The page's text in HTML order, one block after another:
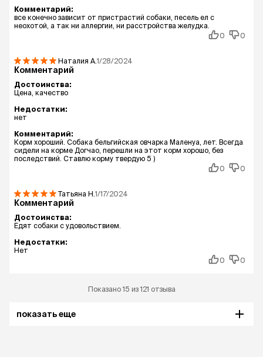
Комментарий:
все конечно зависит от пристрастий собаки, песель ел с
неохотой, а так ни аллергии, ни расстройства желудка.
0
0
Наталия А.1/28/2024
Комментарий
Достоинства:
Цена, качество
Недостатки:
нет
Комментарий:
Корм хороший. Собака бельгийская овчарка Маленуа, лет. Всегда
сидели на корме Догчао, перешли на этот корм хорошо, без
последствий. Ставлю корму твердую 5 )
0
0
Татьяна Н.1/17/2024
Комментарий
Достоинства:
Едят собаки с удовольствием.
Недостатки:
Нет
0
0
Показано 15 из 121 отзыва
показать еще